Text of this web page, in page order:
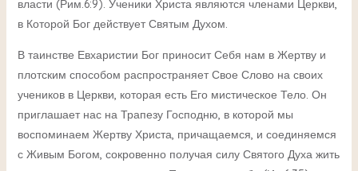
власти (Рим.6:9). Ученики Христа являются членами Церкви,
в Которой Бог действует Святым Духом.
В таинстве Евхаристии Бог приносит Себя нам в Жертву и
плотским способом распространяет Свое Слово на своих
учеников в Церкви, которая есть Его мистическое Тело. Он
приглашает нас на Трапезу Господню, в которой мы
воспоминаем Жертву Христа, причащаемся, и соединяемся
с Живым Богом, сокровенно получая силу Святого Духа жить